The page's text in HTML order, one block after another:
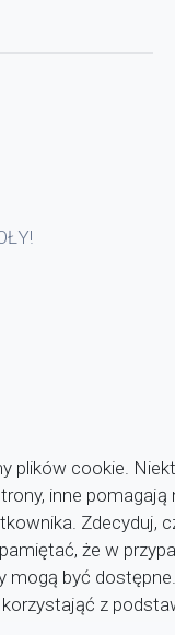
plików cookie.
inne pomagają
Zdecyduj,
że w
mogą być
z